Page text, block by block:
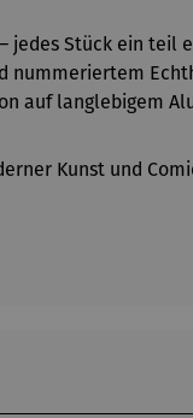
jedes Stück ein teil
nummeriertem
auf langlebigem
Kunst und